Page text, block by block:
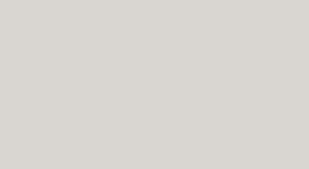
del mese di Settembre 2014
del mese di Dicembre 2014.
del mese di Gennaio 2015
Colosseo, Sotterranei e Terzo